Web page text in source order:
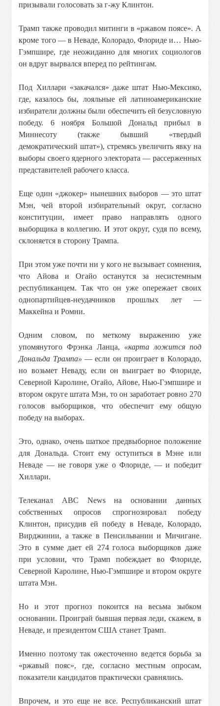
призывали голосовать за г-жу Клинтон.
Трамп также проводил митинги в «ржавом поясе». А
кроме того — в Неваде, Колорадо, Флориде и… Нью-
Гэмпшире, где неожиданно для многих социологов
он вдруг вырвался вперед по рейтингам.
Под Хиллари «закачался» даже штат Нью-Мексико,
где, казалось бы, лояльные ей латиноамериканские
избиратели должны были обеспечить ей безусловную
победу. 6 ноября Большой Дональд прибыл в
Миннесоту (также бывший «твердый
демократический штат»), стремясь увеличить явку на
выборы своего ядерного электората — рассерженных
представителей рабочего класса.
Еще один «джокер» нынешних выборов — это штат
Мэн, чей второй избирательный округ, согласно
конституции, имеет право направлять одного
выборщика в коллегию. И этот округ, судя по всему,
склоняется в сторону Трампа.
При этом уже почти ни у кого не вызывает сомнения,
что Айова и Огайо останутся за несистемным
республиканцем. Так что он уже опережает своих
однопартийцев-неудачников прошлых лет —
Маккейна и Ромни.
Одним словом, по меткому выражению уже
упомянутого Фрэнка Ланца, «карта ложится под
Дональда Трампа»— если он проиграет в Колорадо,
но возьмет Неваду, если он выиграет во Флориде,
Северной Каролине, Огайо, Айове, Нью-Гэмпшире и
втором округе штата Мэн, то он заработает ровно 270
голосов выборщиков, что обеспечит ему общую
победу на выборах.
Это, однако, очень шаткое предвыборное положение
для Дональда. Стоит ему оступиться в Мэне или
Неваде — не говоря уже о Флориде, — и победит
Хиллари.
Телеканал ABC News на основании данных
собственных опросов спрогнозировал победу
Клинтон, присудив ей победу в Неваде, Колорадо,
Вирджинии, а также в Пенсильвании и Мичигане.
Это в сумме дает ей 274 голоса выборщиков даже
при условии, что Трамп побеждает во Флориде,
Северной Каролине, Нью-Гэмпшире и втором округе
штата Мэн.
Но и этот прогноз покоится на весьма зыбком
основании. Проиграй бывшая первая леди, скажем, в
Неваде, и президентом США станет Трамп.
Именно поэтому так ожесточенно ведется борьба за
«ржавый пояс», где, согласно местным опросам,
показатели кандидатов практически сравнялись.
Впрочем, и это еще не все. Республиканский штат